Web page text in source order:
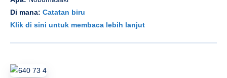
Di mana: Catatan biru
Klik di sini untuk membaca lebih lanjut